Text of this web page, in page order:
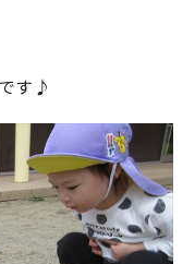
す♪